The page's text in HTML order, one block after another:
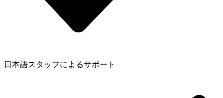
日本語スタッフによるサポート